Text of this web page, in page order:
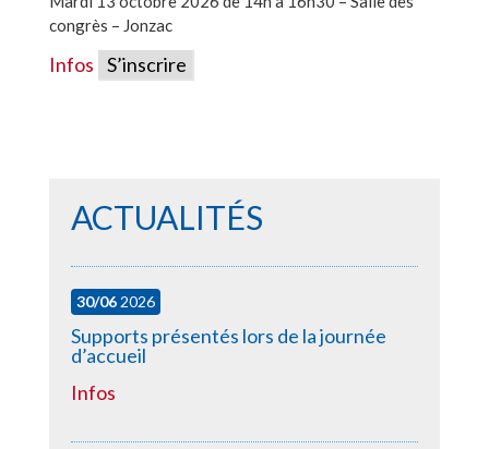
congrès – Jonzac
Infos S’inscrire
ACTUALITÉS
30/062026
Supports présentés lors de la journée
d’accueil
Infos